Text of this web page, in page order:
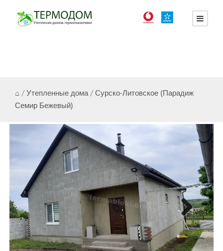
⌂ /Утепленные дома/Сурско-Литовское (Парадиж
Семир Бежевый)
Next